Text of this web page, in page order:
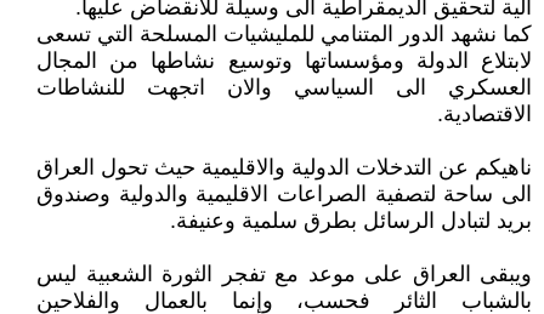
آلية لتحقيق الديمقراطية الى وسيلة للانقضاض عليها.
كما نشهد الدور المتنامي للمليشيات المسلحة التي تسعى
لابتلاع الدولة ومؤسساتها وتوسيع نشاطها من المجال
العسكري الى السياسي والان اتجهت للنشاطات
الاقتصادية.
ناهيكم عن التدخلات الدولية والاقليمية حيث تحول العراق
الى ساحة لتصفية الصراعات الاقليمية والدولية وصندوق
بريد لتبادل الرسائل بطرق سلمية وعنيفة.
ويبقى العراق على موعد مع تفجر الثورة الشعبية ليس
بالشباب الثائر فحسب، وإنما بالعمال والفلاحين